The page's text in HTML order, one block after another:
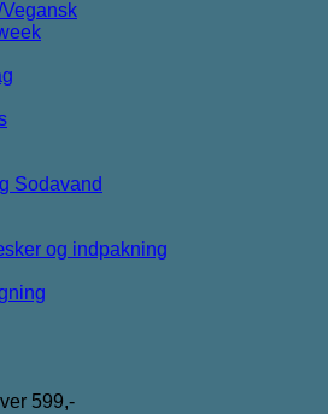
Sodavand
og indpakning
599,-